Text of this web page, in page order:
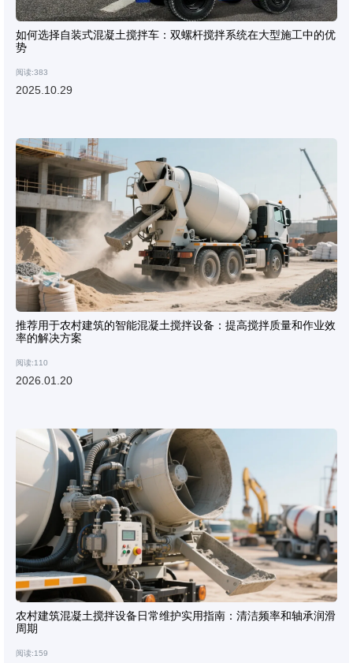
如何选择自装式混凝土搅拌车：双螺杆搅拌系统在大型施工中的优
势
阅读:383
2025.10.29
推荐用于农村建筑的智能混凝土搅拌设备：提高搅拌质量和作业效
率的解决方案
阅读:110
2026.01.20
农村建筑混凝土搅拌设备日常维护实用指南：清洁频率和轴承润滑
周期
阅读:159